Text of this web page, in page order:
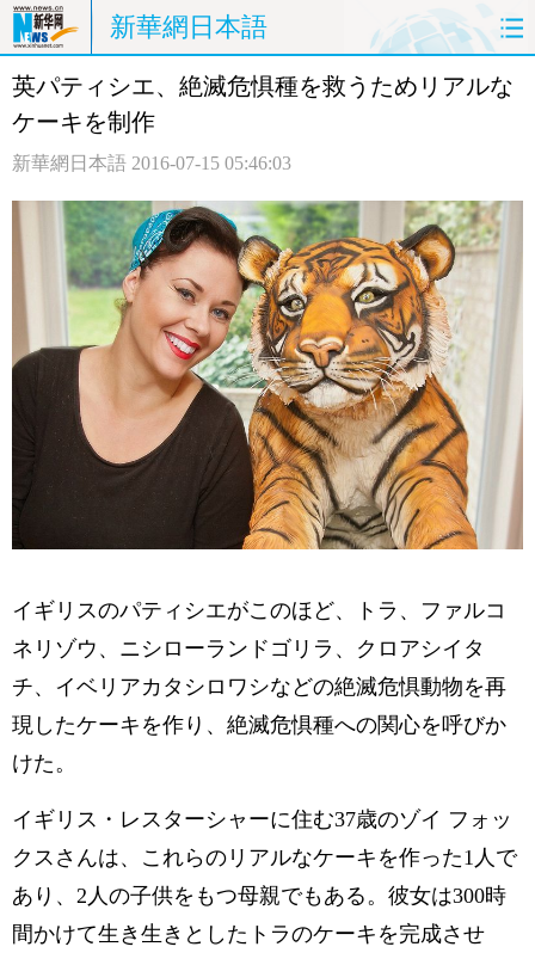
新華網日本語
ホームページ 政治 経済
観光 評論 写真
中日対訳
英パティシエ、絶滅危惧種を救うためリアルな
ケーキを制作
新華網日本語 2016-07-15 05:46:03
イギリスのパティシエがこのほど、トラ、ファルコ
ネリゾウ、ニシローランドゴリラ、クロアシイタ
チ、イベリアカタシロワシなどの絶滅危惧動物を再
現したケーキを作り、絶滅危惧種への関心を呼びか
けた。
イギリス・レスターシャーに住む37歳のゾイ フォッ
クスさんは、これらのリアルなケーキを作った1人で
あり、2人の子供をもつ母親でもある。彼女は300時
間かけて生き生きとしたトラのケーキを完成させ